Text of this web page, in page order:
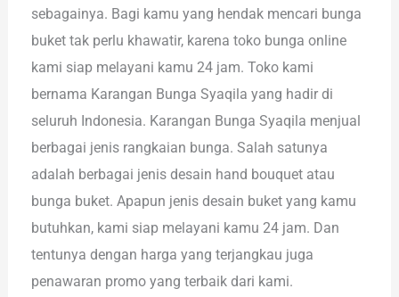
sebagainya. Bagi kamu yang hendak mencari bunga
buket tak perlu khawatir, karena toko bunga online
kami siap melayani kamu 24 jam. Toko kami
bernama Karangan Bunga Syaqila yang hadir di
seluruh Indonesia. Karangan Bunga Syaqila menjual
berbagai jenis rangkaian bunga. Salah satunya
adalah berbagai jenis desain hand bouquet atau
bunga buket. Apapun jenis desain buket yang kamu
butuhkan, kami siap melayani kamu 24 jam. Dan
tentunya dengan harga yang terjangkau juga
penawaran promo yang terbaik dari kami.